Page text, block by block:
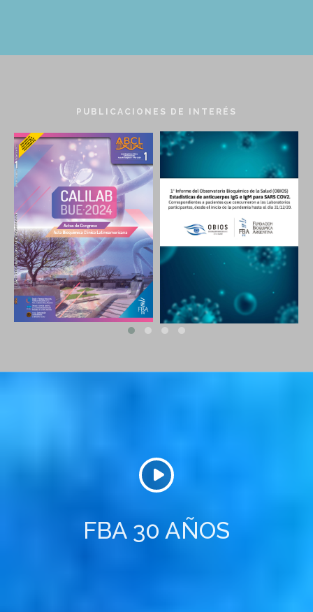
PUBLICACIONES DE INTERÉS
FBA 30 AÑOS